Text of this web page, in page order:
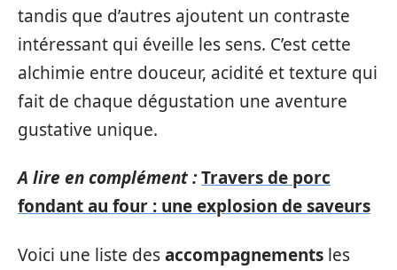
tandis que d’autres ajoutent un contraste
intéressant qui éveille les sens. C’est cette
alchimie entre douceur, acidité et texture qui
fait de chaque dégustation une aventure
gustative unique.
A lire en complément :Travers de porc
fondant au four : une explosion de saveurs
Voici une liste desaccompagnements les